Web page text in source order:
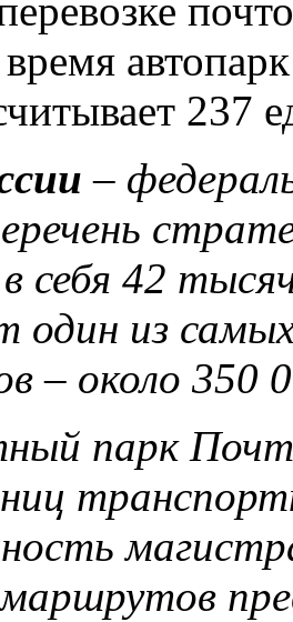
237
–
себя 42
один из
– около
парк